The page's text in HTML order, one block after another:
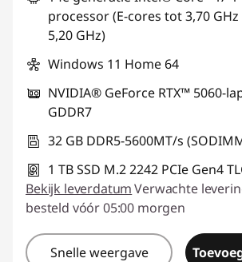
processor (E-cores tot 3,70
5,20 GHz)
Windows 11 Home 64
NVIDIA® GeForce RTX™ 5060-
GDDR7
32 GB DDR5-5600MT/s
1 TB SSD M.2 2242 PCIe Gen4
Bekijk leverdatumVerwachte
besteld vóór 05:00 morgen
Snelle weergave